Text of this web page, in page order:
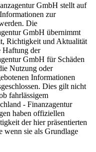
GmbH stellt auf
zur
Die
GmbH übernimmt
Richtigkeit und Aktualität
Haftung der
GmbH für Schäden
Nutzung oder
Informationen
Dies gilt nicht
fahrlässigem
- Finanzagentur
haben offiziellen
der hier präsentierten
wenn sie als Grundlage